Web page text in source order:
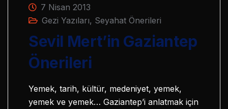
7 Nisan 2013
Gezi Yazıları, Seyahat Önerileri
Sevil Mert’in Gaziantep
Önerileri
Yemek, tarih, kültür, medeniyet, yemek,
yemek ve yemek… Gaziantep’i anlatmak için